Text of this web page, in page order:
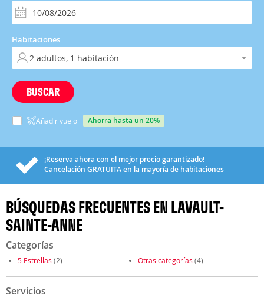
Habitaciones
BUSCAR
Añadir vuelo ahorra hasta un 20%
¡Reserva ahora con el mejor precio garantizado!
Cancelación GRATUITAen la mayoría de habitaciones
BÚSQUEDAS FRECUENTES EN LAVAULT-
SAINTE-ANNE
Categorías
5 Estrellas (2) Otras categorías (4)
Servicios